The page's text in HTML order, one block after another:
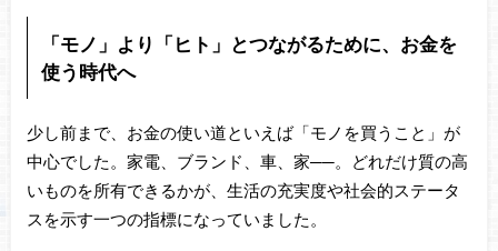
「モノ」より「ヒト」とつながるために、お金を
使う時代へ
少し前まで、お金の使い道といえば「モノを買うこと」が
中心でした。家電、ブランド、車、家──。どれだけ質の高
いものを所有できるかが、生活の充実度や社会的ステータ
スを示す一つの指標になっていました。